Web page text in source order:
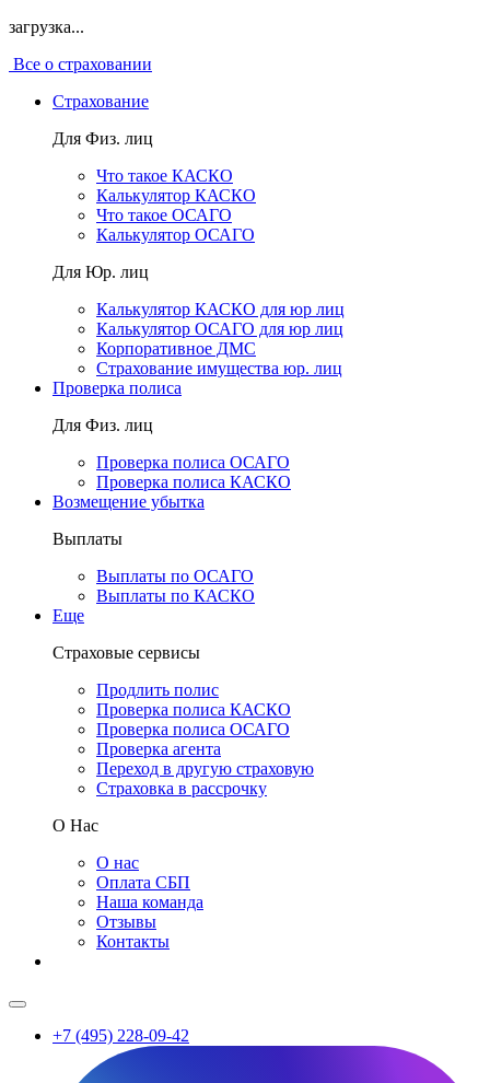
загрузка...
Все о страховании
Страхование
Для Физ. лиц
Что такое КАСКО
Калькулятор КАСКО
Что такое ОСАГО
Калькулятор ОСАГО
Для Юр. лиц
Калькулятор КАСКО для юр лиц
Калькулятор ОСАГО для юр лиц
Корпоративное ДМС
Страхование имущества юр. лиц
Проверка полиса
Для Физ. лиц
Проверка полиса ОСАГО
Проверка полиса КАСКО
Возмещение убытка
Выплаты
Выплаты по ОСАГО
Выплаты по КАСКО
Еще
Страховые сервисы
Продлить полис
Проверка полиса КАСКО
Проверка полиса ОСАГО
Проверка агента
Переход в другую страховую
Страховка в рассрочку
О Нас
О нас
Оплата СБП
Наша команда
Отзывы
Контакты
+7 (495) 228-09-42